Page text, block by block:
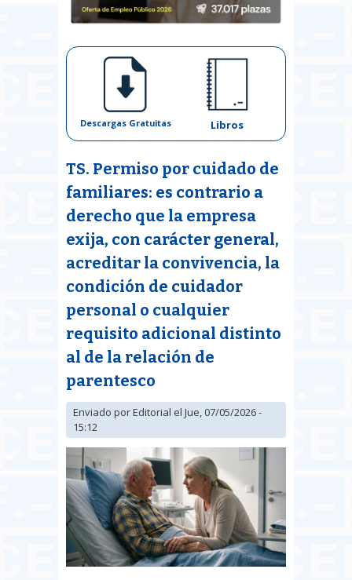
Descargas Gratuitas Libros
TS. Permiso por cuidado de
familiares: es contrario a
derecho que la empresa
exija, con carácter general,
acreditar la convivencia, la
condición de cuidador
personal o cualquier
requisito adicional distinto
al de la relación de
parentesco
Enviado porEditorial el Jue, 07/05/2026 -
15:12